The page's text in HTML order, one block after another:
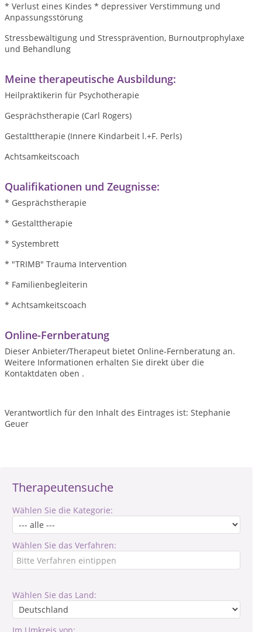
Therapeutensuche
Wählen Sie die Kategorie:
Wählen Sie das Verfahren:
Wählen Sie das Land:
* Verlust eines Kindes * depressiver Verstimmung und
Anpassungsstörung
Stressbewältigung und Stressprävention, Burnoutprophylaxe
und Behandlung
Meine therapeutische Ausbildung:
Heilpraktikerin für Psychotherapie
Gesprächstherapie (Carl Rogers)
Gestalttherapie (Innere Kindarbeit l.+F. Perls)
Achtsamkeitscoach
Qualifikationen und Zeugnisse:
* Gesprächstherapie
* Gestalttherapie
* Systembrett
* "TRIMB" Trauma Intervention
* Familienbegleiterin
* Achtsamkeitscoach
Online-Fernberatung
Dieser Anbieter/Therapeut bietet Online-Fernberatung an.
Weitere Informationen erhalten Sie direkt über die
Kontaktdaten oben .
Verantwortlich für den Inhalt des Eintrages ist: Stephanie
Geuer